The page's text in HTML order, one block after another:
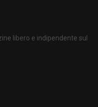
libero e indipendente sul